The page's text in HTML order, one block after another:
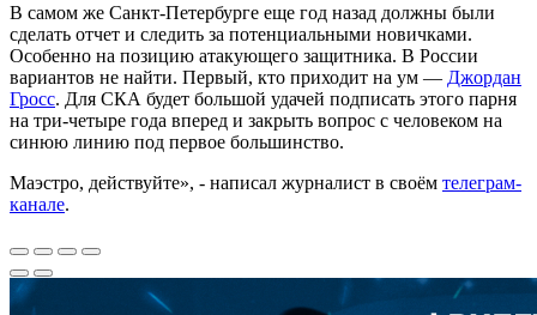
В самом же Санкт-Петербурге еще год назад должны были
сделать отчет и следить за потенциальными новичками.
Особенно на позицию атакующего защитника. В России
вариантов не найти. Первый, кто приходит на ум — Джордан
Гросс. Для СКА будет большой удачей подписать этого парня
на три-четыре года вперед и закрыть вопрос с человеком на
синюю линию под первое большинство.
Маэстро, действуйте», - написал журналист в своём телеграм-
канале.